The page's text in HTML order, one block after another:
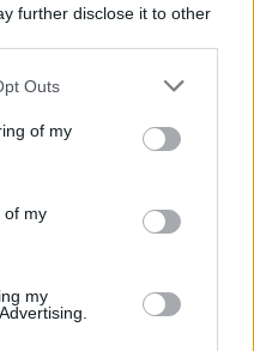
further disclose it to other
uses one or more Google
You may click to
its third-party tags to
in below Google
Outs
of my
of my
my